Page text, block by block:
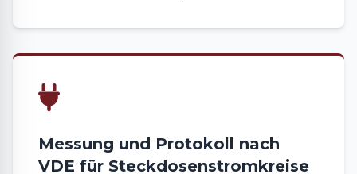
Messung und Protokoll nach
VDE für Steckdosenstromkreise